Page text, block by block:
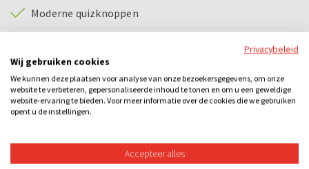
Moderne quizknoppen
6 consumpties (bier, fris, huiswijn)
Quiz naar keuze
Kerst & Relatiegeschenken Arrangementen
Privacybeleid
Wij gebruiken cookies
We kunnen deze plaatsen voor analyse van onze bezoekersgegevens, om onze
website te verbeteren, gepersonaliseerde inhoud te tonen en om u een geweldige
website-ervaring te bieden. Voor meer informatie over de cookies die we gebruiken
opent u de instellingen.
Accepteer alles